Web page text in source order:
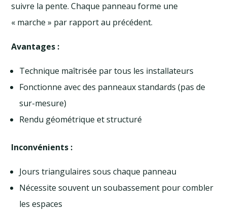
suivre la pente. Chaque panneau forme une
« marche » par rapport au précédent.
Avantages :
Technique maîtrisée par tous les installateurs
Fonctionne avec des panneaux standards (pas de
sur-mesure)
Rendu géométrique et structuré
Inconvénients :
Jours triangulaires sous chaque panneau
Nécessite souvent un soubassement pour combler
les espaces